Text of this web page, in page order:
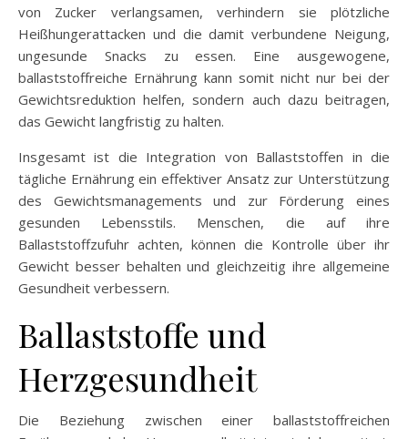
von Zucker verlangsamen, verhindern sie plötzliche
Heißhungerattacken und die damit verbundene Neigung,
ungesunde Snacks zu essen. Eine ausgewogene,
ballaststoffreiche Ernährung kann somit nicht nur bei der
Gewichtsreduktion helfen, sondern auch dazu beitragen,
das Gewicht langfristig zu halten.
Insgesamt ist die Integration von Ballaststoffen in die
tägliche Ernährung ein effektiver Ansatz zur Unterstützung
des Gewichtsmanagements und zur Förderung eines
gesunden Lebensstils. Menschen, die auf ihre
Ballaststoffzufuhr achten, können die Kontrolle über ihr
Gewicht besser behalten und gleichzeitig ihre allgemeine
Gesundheit verbessern.
Ballaststoffe und
Herzgesundheit
Die Beziehung zwischen einer ballaststoffreichen